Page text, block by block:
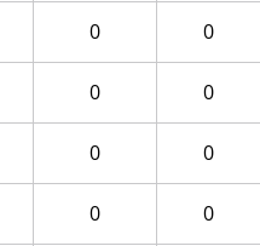
0 0
0 0
0 0
0 0